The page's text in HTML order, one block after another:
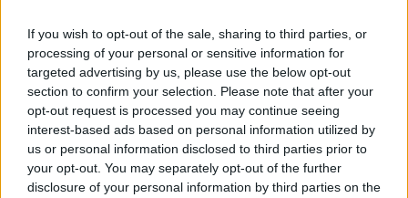
If you wish to opt-out of the sale, sharing to third parties, or
processing of your personal or sensitive information for
targeted advertising by us, please use the below opt-out
section to confirm your selection. Please note that after your
opt-out request is processed you may continue seeing
interest-based ads based on personal information utilized by
us or personal information disclosed to third parties prior to
your opt-out. You may separately opt-out of the further
disclosure of your personal information by third parties on the
Dėl rekordiškai žemo Dunojaus vandens lygio –
griežtos priemonės Vengrijoje: turistai įtūžę
Žinios
Visi įrašai